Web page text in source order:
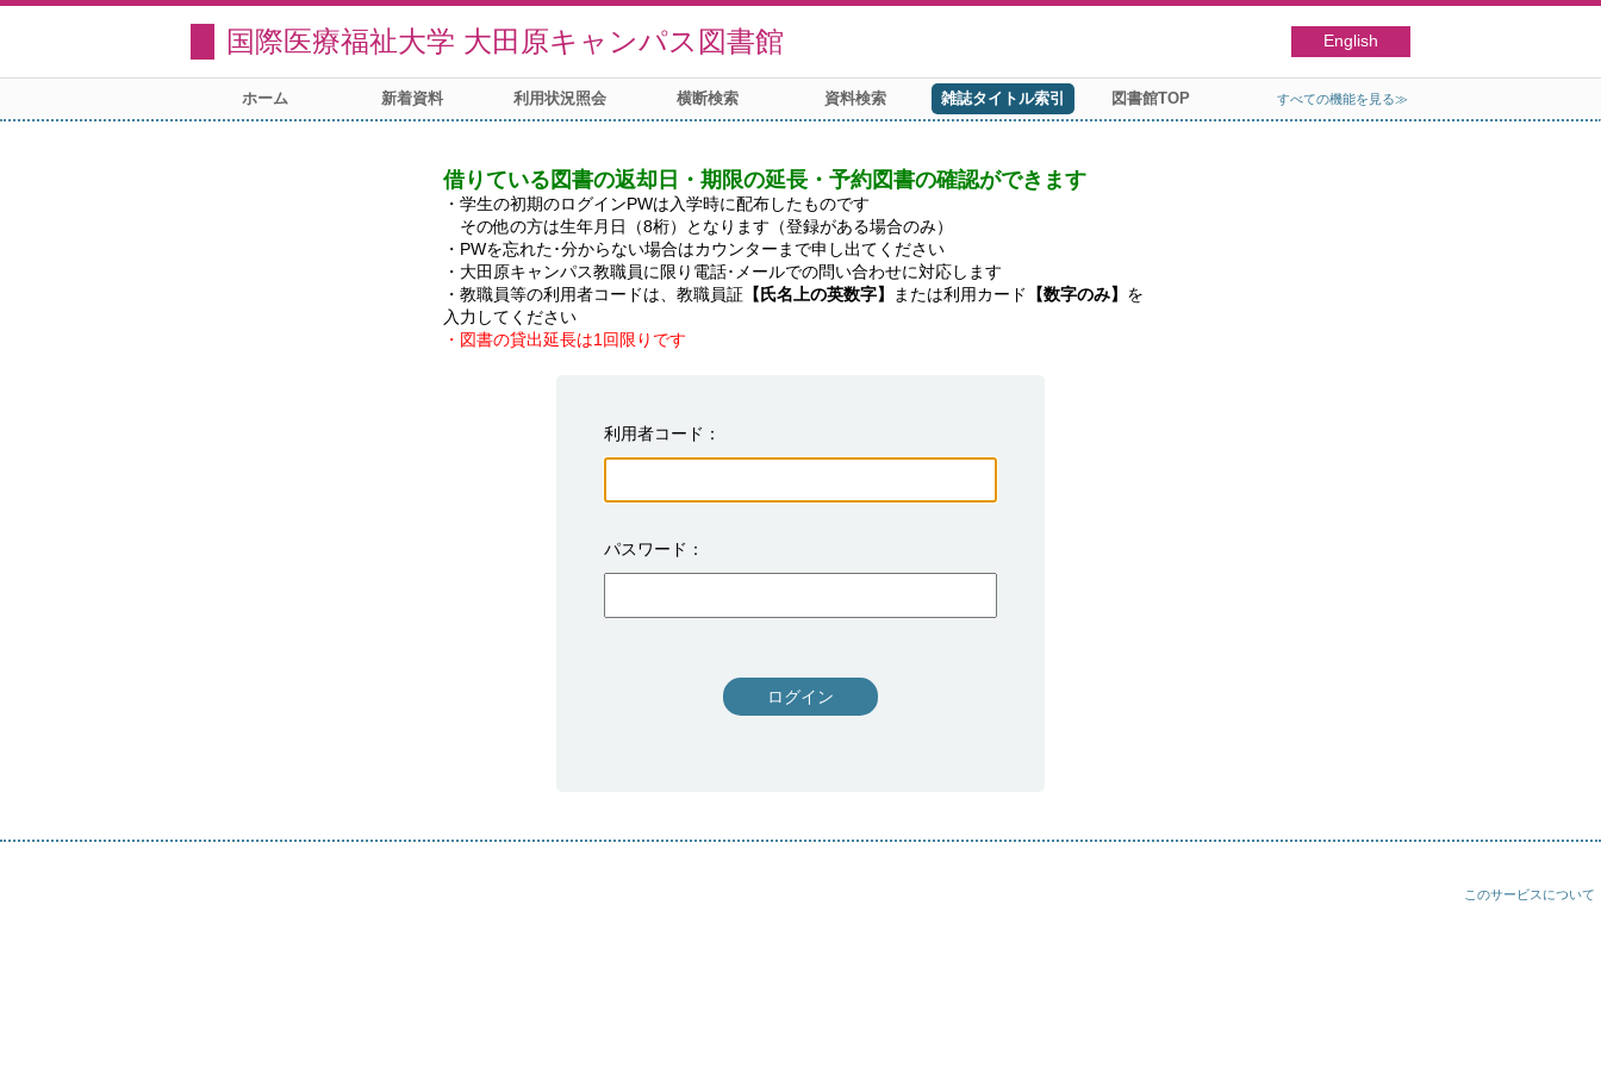
国際医療福祉大学 大田原キャンパス図書館 English
ホーム 新着資料 利用状況照会 横断検索 資料検索 雑誌タイトル索引 図書館TOP すべての機能を見る≫
借りている図書の返却日・期限の延長・予約図書の確認ができます
・学生の初期のログインPWは入学時に配布したものです
その他の方は生年月日（8桁）となります（登録がある場合のみ）
・PWを忘れた･分からない場合はカウンターまで申し出てください
・大田原キャンパス教職員に限り電話･メールでの問い合わせに対応します
・教職員等の利用者コードは、教職員証 【氏名上の英数字】 または利用カード 【数字のみ】 を
・図書の貸出延長は1回限りです
利用者コード
パスワード
ログイン
このサービスについて